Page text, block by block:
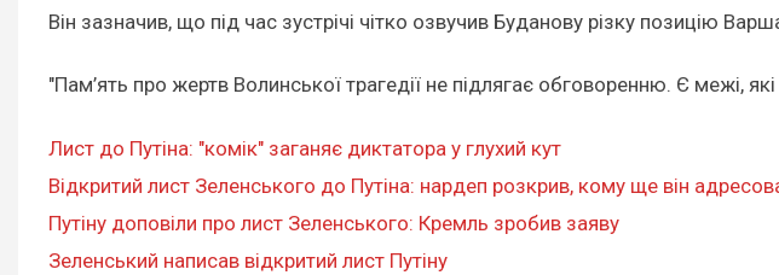
Він зазначив, що під час зустрічі чітко озвучив Буданову різку позицію
"Пам’ять про жертв Волинської трагедії не підлягає обговоренню. Є межі,
Лист до Путіна: "комік" заганяє диктатора у глухий кут
Відкритий лист Зеленського до Путіна: нардеп розкрив, кому ще він
Путіну доповіли про лист Зеленського: Кремль зробив заяву
Зеленський написав відкритий лист Путіну